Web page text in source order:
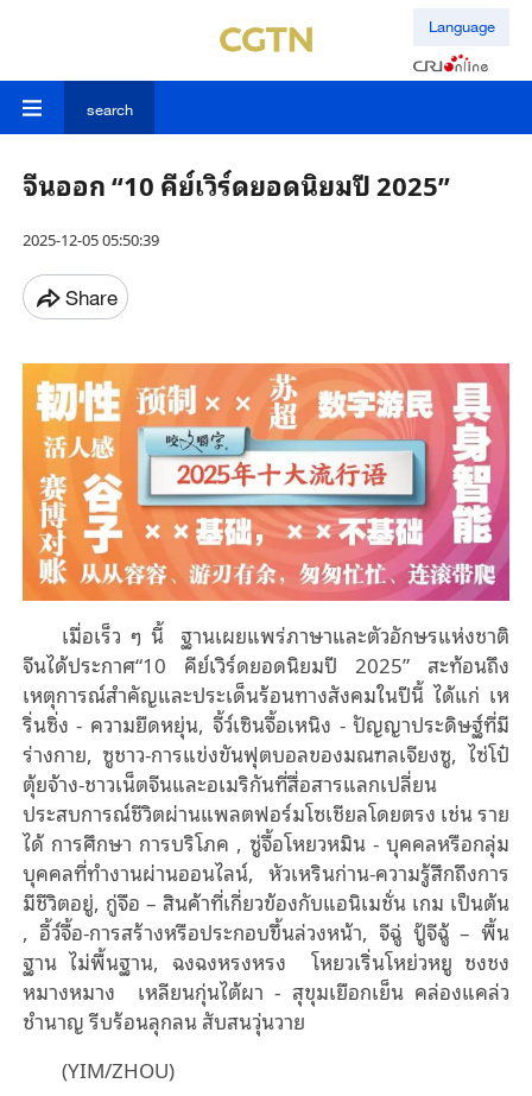
Language
search
จีนออก “10 คีย์เวิร์ดยอดนิยมปี 2025”
2025-12-05 05:50:39
Share
เมื่อเร็ว ๆ นี้ ฐานเผยแพร่ภาษาและตัวอักษรแห่งชาติ
จีนได้ประกาศ“10 คีย์เวิร์ดยอดนิยมปี 2025” สะท้อนถึง
เหตุการณ์สำคัญและประเด็นร้อนทางสังคมในปีนี้ ได้แก่ เห
ริ่นซิ่ง - ความยืดหยุ่น, จี้ว์เซินจื้อเหนิง - ปัญญาประดิษฐ์ที่มี
ร่างกาย, ซูชาว-การแข่งขันฟุตบอลของมณฑลเจียงซู, ไซ่โป๋
ตุ้ยจ้าง-ชาวเน็ตจีนและอเมริกันที่สื่อสารแลกเปลี่ยน
ประสบการณ์ชีวิตผ่านแพลตฟอร์มโซเชียลโดยตรง เช่น ราย
ได้ การศึกษา การบริโภค , ซู่จื้อโหยวหมิน - บุคคลหรือกลุ่ม
บุคคลที่ทำงานผ่านออนไลน์, หัวเหรินก่าน-ความรู้สึกถึงการ
มีชีวิตอยู่, กู่จือ – สินค้าที่เกี่ยวข้องกับแอนิเมชั่น เกม เป็นต้น
, อี้ว์จื้อ-การสร้างหรือประกอบขึ้นล่วงหน้า, จีฉู่ ปู้จีฉู้ – พื้น
ฐาน ไม่พื้นฐาน, ฉงฉงหรงหรง โหยวเริ่นโหย่วหยู ชงชง
หมางหมาง เหลียนกุ่นไต้ผา - สุขุมเยือกเย็น คล่องแคล่ว
ชำนาญ รีบร้อนลุกลน สับสนวุ่นวาย
(YIM/ZHOU)